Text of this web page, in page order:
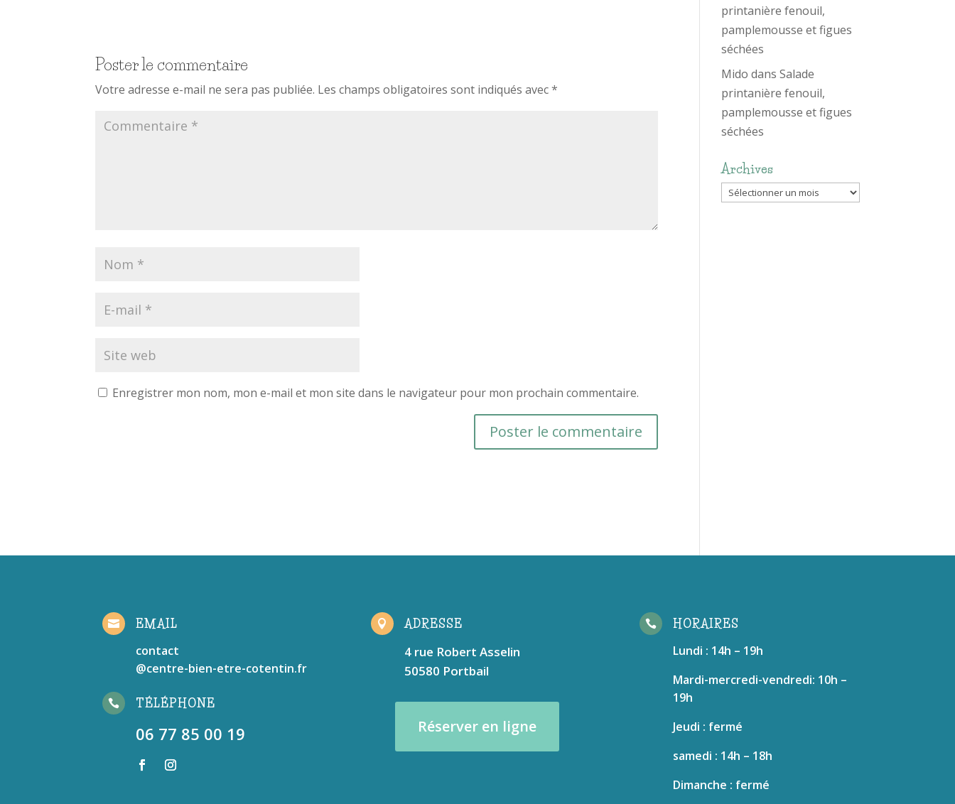
Poster le commentaire
Votre adresse e-mail ne sera pas publiée. Les champs obligatoires sont indiqués avec*
Enregistrer mon nom, mon e-mail et mon site dans le navigateur pour mon prochain commentaire.
printanière fenouil,
pamplemousse et figues
séchées
Mido dansSalade
printanière fenouil,
pamplemousse et figues
séchées
Archives
Archives
 EMAIL
contact
@centre-bien-etre-cotentin.fr
 TÉLÉPHONE
06 77 85 00 19
 ADRESSE
4 rue Robert Asselin
50580 Portbail
Réserver en ligne
 HORAIRES
Lundi : 14h – 19h
Mardi-mercredi-vendredi: 10h –
19h
Jeudi : fermé
samedi : 14h – 18h
Dimanche : fermé